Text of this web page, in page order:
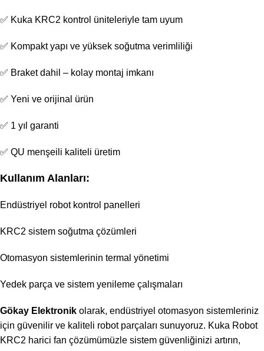
✅ Kuka KRC2 kontrol üniteleriyle tam uyum
✅ Kompakt yapı ve yüksek soğutma verimliliği
✅ Braket dahil – kolay montaj imkanı
✅ Yeni ve orijinal ürün
✅ 1 yıl garanti
✅ QU menşeili kaliteli üretim
Kullanım Alanları:
Endüstriyel robot kontrol panelleri
KRC2 sistem soğutma çözümleri
Otomasyon sistemlerinin termal yönetimi
Yedek parça ve sistem yenileme çalışmaları
Gökay Elektronik olarak, endüstriyel otomasyon sistemleriniz
için güvenilir ve kaliteli robot parçaları sunuyoruz. Kuka Robot
KRC2 harici fan çözümümüzle sistem güvenliğinizi artırın,